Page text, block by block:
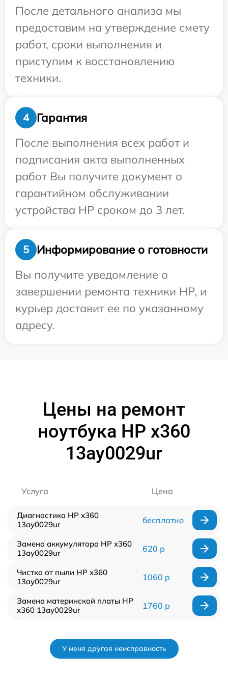
После детального анализа мы
предоставим на утверждение смету
работ, сроки выполнения и
приступим к восстановлению
техники.
4
Гарантия
После выполнения всех работ и
подписания акта выполненных
работ Вы получите документ о
гарантийном обслуживании
устройства HP сроком до 3 лет.
5
Информирование о готовности
Вы получите уведомление о
завершении ремонта техники HP, и
курьер доставит ее по указанному
адресу.
Цены на ремонт
ноутбука HP x360
13ay0029ur
Услуга Цена
Диагностика HP x360
13ay0029ur
бесплатно
Замена аккумулятора HP x360
13ay0029ur
620 р
Чистка от пыли HP x360
13ay0029ur
1060 р
Замена материнской платы HP
x360 13ay0029ur
1760 р
У меня другая неисправность